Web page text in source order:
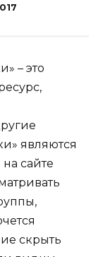
– это
являются
сайте
скрыть